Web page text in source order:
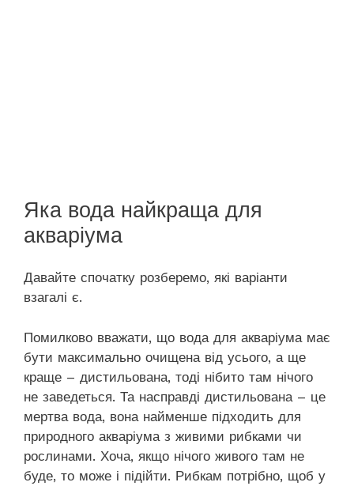
Яка вода найкраща для
акваріума
Давайте спочатку розберемо, які варіанти
взагалі є.
Помилково вважати, що вода для акваріума має
бути максимально очищена від усього, а ще
краще – дистильована, тоді нібито там нічого
не заведеться. Та насправді дистильована – це
мертва вода, вона найменше підходить для
природного акваріума з живими рибками чи
рослинами. Хоча, якщо нічого живого там не
буде, то може і підійти. Рибкам потрібно, щоб у